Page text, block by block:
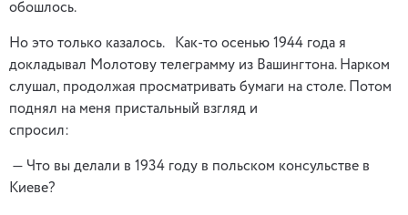
обошлось.
Но это только казалось. Как-то осенью 1944 года я
докладывал Молотову телеграмму из Вашингтона. Нарком
слушал, продолжая просматривать бумаги на столе. Потом
поднял на меня пристальный взгляд и
— Что вы делали в 1934 году в польском консульстве в
Киеве?